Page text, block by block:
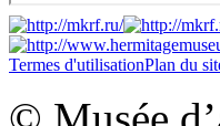
Termes d'utilisationPlan du